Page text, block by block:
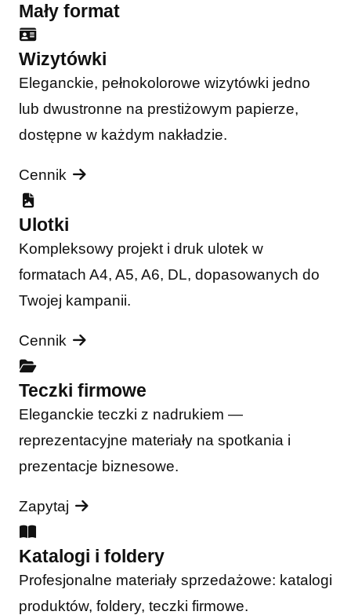
Mały format
Wizytówki
Eleganckie, pełnokolorowe wizytówki jedno
lub dwustronne na prestiżowym papierze,
dostępne w każdym nakładzie.
Cennik
Ulotki
Kompleksowy projekt i druk ulotek w
formatach A4, A5, A6, DL, dopasowanych do
Twojej kampanii.
Cennik
Teczki firmowe
Eleganckie teczki z nadrukiem —
reprezentacyjne materiały na spotkania i
prezentacje biznesowe.
Zapytaj
Katalogi i foldery
Profesjonalne materiały sprzedażowe: katalogi
produktów, foldery, teczki firmowe.